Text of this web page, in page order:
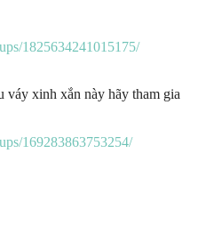
1825634241015175/
váy xinh xắn này hãy tham gia
169283863753254/